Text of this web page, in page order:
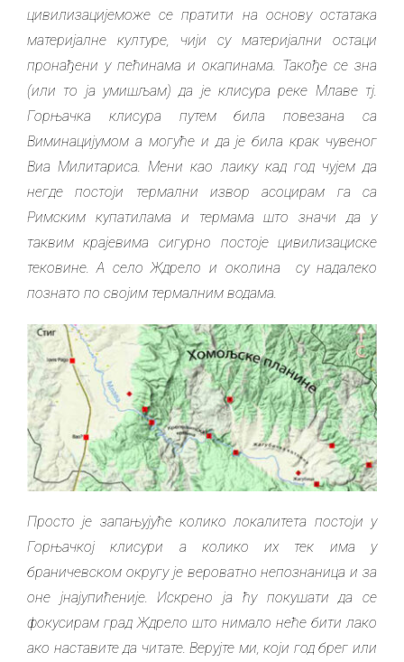
цивилизацијеможе се пратити на основу остатака
материјалне културе, чијису материјални остаци
пронађени у пећинама и окапинама. Такође се зна
(или то ја умишљам) да је клисура реке Млаве тј.
Горњачка клисура путем била повезана са
Виминацијумом а могуће и да је била крак чувеног
Виа Милитариса. Мени као лаику кад год чујем да
негде постоји термални извор асоцирам га са
Римским купатилама и термама што значи да у
таквим крајевима сигурно постоје цивилизациске
тековине. А село Ждрело и околина су надалеко
познато по својим термалним водама.
Просто је запањујуће колико локалитета постоји у
Горњачкој клисури а колико их тек има у
браничевском округу је вероватно непознаница и за
оне јнајупићеније. Искрено ја ћу покушати да се
фокусирам град Ждрело што нимало неће бити лако
ако наставите да читате. Верујте ми, који год брег или